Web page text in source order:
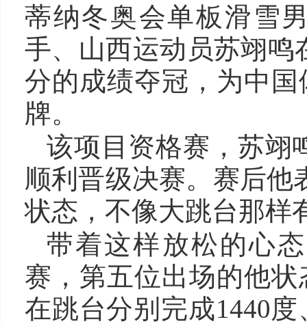
蒂纳冬奥会单板滑雪
手、山西运动员苏翊鸣
分的成绩夺冠，为中
牌。
该项目资格赛，苏翊
顺利晋级决赛。赛后他
状态，不像大跳台那样
带着这样放松的心
赛，第五位出场的他
在跳台分别完成1440